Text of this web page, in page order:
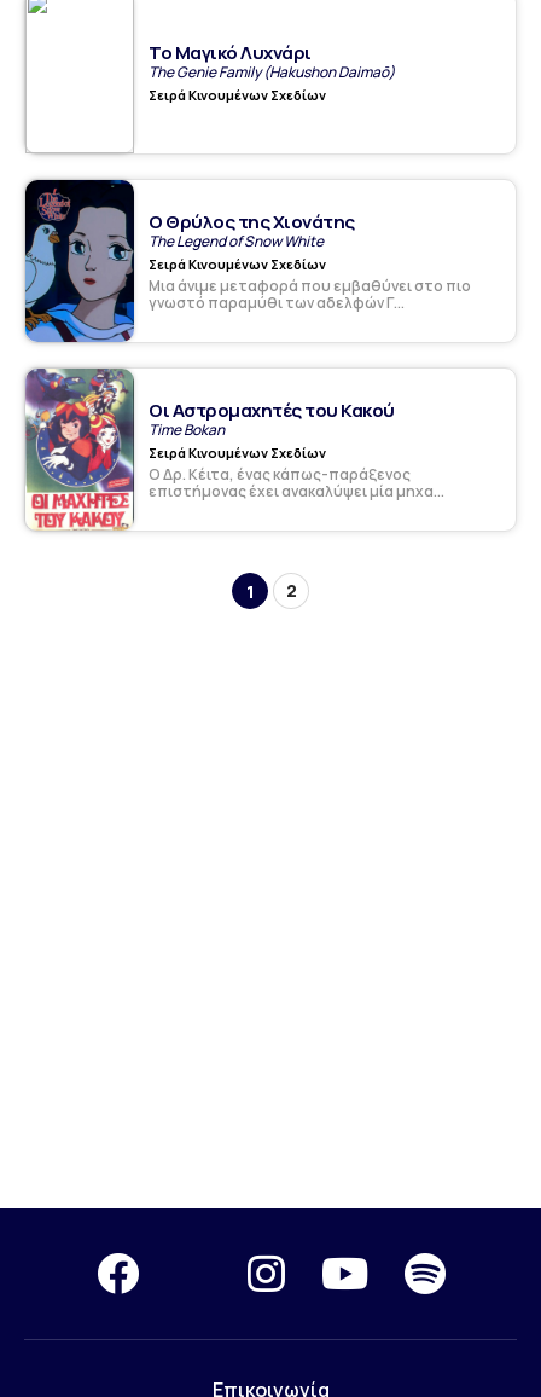
Το Μαγικό Λυχνάρι
The Genie Family (Hakushon Daimaō)
Σειρά Κινουμένων Σχεδίων
Ο Θρύλος της Χιονάτης
The Legend of Snow White
Σειρά Κινουμένων Σχεδίων
Μια άνιμε μεταφορά που εμβαθύνει στο πιο
γνωστό παραμύθι των αδελφών Γ...
Οι Αστρομαχητές του Κακού
Time Bokan
Σειρά Κινουμένων Σχεδίων
Ο Δρ. Κέιτα, ένας κάπως-παράξενος
επιστήμονας έχει ανακαλύψει μία μηχα...
1 2
Επικοινωνία